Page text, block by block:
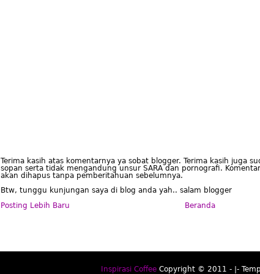
Terima kasih atas komentarnya ya sobat blogger. Terima kasih juga
sopan serta tidak mengandung unsur SARA dan pornografi.
akan dihapus tanpa pemberitahuan sebelumnya.
Btw, tunggu kunjungan saya di blog anda yah.. salam blogger
Posting Lebih Baru
Beranda
Inspirasi Coffee Copyright © 2011 - |-